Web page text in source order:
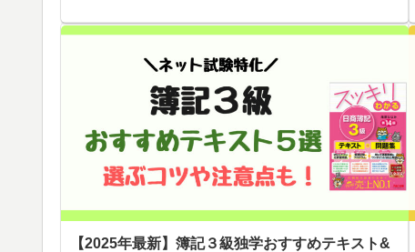
【2025年最新】簿記３級独学おすすめテキスト&